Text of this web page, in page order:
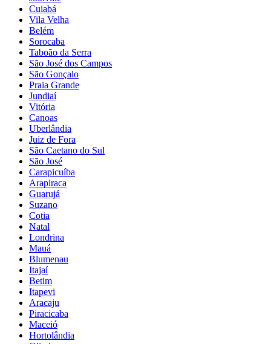
Cuiabá
Vila Velha
Belém
Sorocaba
Taboão da Serra
São José dos Campos
São Gonçalo
Praia Grande
Jundiaí
Vitória
Canoas
Uberlândia
Juiz de Fora
São Caetano do Sul
São José
Carapicuíba
Arapiraca
Guarujá
Suzano
Cotia
Natal
Londrina
Mauá
Blumenau
Itajaí
Betim
Itapevi
Aracaju
Piracicaba
Maceió
Hortolândia